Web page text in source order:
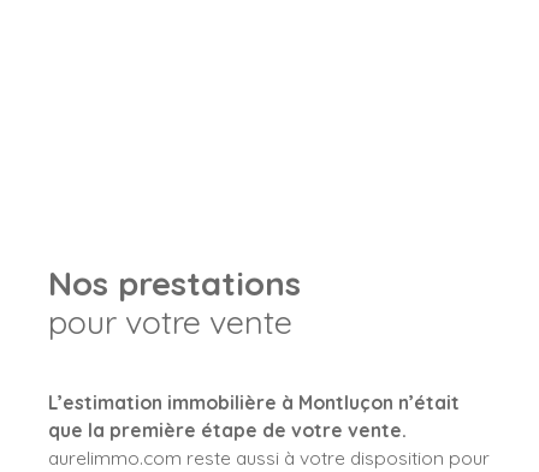
Nos prestations
pour votre vente
L’estimation immobilière à Montluçon n’était
que la première étape de votre vente.
aurelimmo.com reste aussi à votre disposition pour